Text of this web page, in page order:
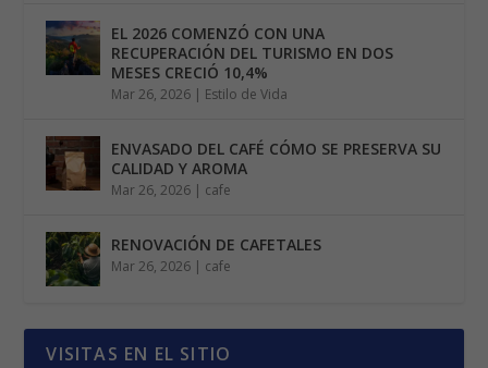
EL 2026 COMENZÓ CON UNA
RECUPERACIÓN DEL TURISMO EN DOS
MESES CRECIÓ 10,4%
Mar 26, 2026 | Estilo de Vida
ENVASADO DEL CAFÉ CÓMO SE PRESERVA SU
CALIDAD Y AROMA
Mar 26, 2026 | cafe
RENOVACIÓN DE CAFETALES
Mar 26, 2026 | cafe
VISITAS EN EL SITIO